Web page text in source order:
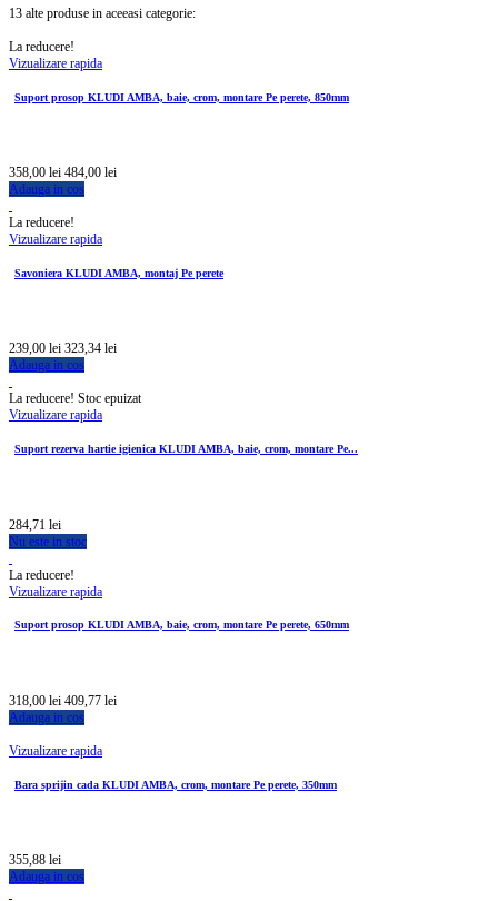
13 alte produse in aceeasi categorie:
La reducere!
Vizualizare rapida
Suport prosop KLUDI AMBA, baie, crom, montare Pe perete, 850mm
358,00 lei 484,00 lei
Adauga in cos
La reducere!
Vizualizare rapida
Savoniera KLUDI AMBA, montaj Pe perete
239,00 lei 323,34 lei
Adauga in cos
La reducere! Stoc epuizat
Vizualizare rapida
Suport rezerva hartie igienica KLUDI AMBA, baie, crom, montare Pe...
284,71 lei
Nu este in stoc
La reducere!
Vizualizare rapida
Suport prosop KLUDI AMBA, baie, crom, montare Pe perete, 650mm
318,00 lei 409,77 lei
Adauga in cos
Vizualizare rapida
Bara sprijin cada KLUDI AMBA, crom, montare Pe perete, 350mm
355,88 lei
Adauga in cos